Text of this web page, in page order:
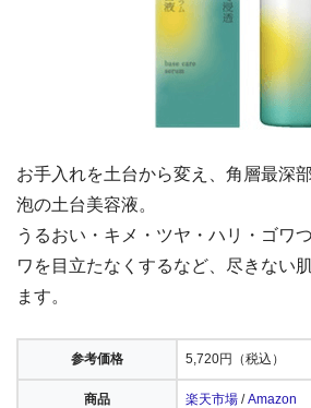
お手入れを土台から変え、角層最深
泡の土台美容液。
うるおい・キメ・ツヤ・ハリ・ゴワ
ワを目立たなくするなど、尽きない
ます。
参考価格 5,720円（税込）
商品 楽天市場 /Amazon